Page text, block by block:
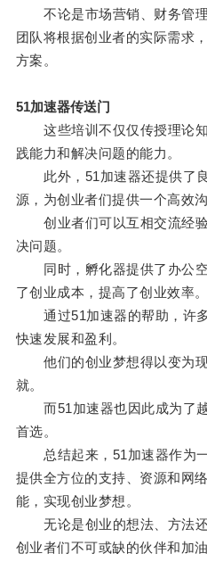
不论是市场营销、财务管理
团队将根据创业者的实际需求
方案。
51加速器传送门
这些培训不仅仅传授理论知
践能力和解决问题的能力。
此外，51加速器还提供了良
源，为创业者们提供一个高效
创业者们可以互相交流经验
决问题。
同时，孵化器提供了办公空
了创业成本，提高了创业效率。
通过51加速器的帮助，许多
快速发展和盈利。
他们的创业梦想得以变为现
就。
而51加速器也因此成为了越
首选。
总结起来，51加速器作为一
提供全方位的支持、资源和网
能，实现创业梦想。
无论是创业的想法、方法还
创业者们不可或缺的伙伴和加油